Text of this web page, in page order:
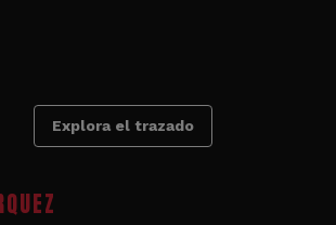
Explora el trazado